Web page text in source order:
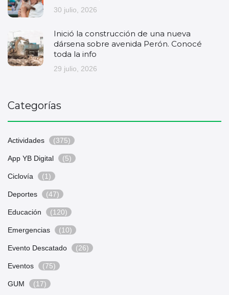
30 julio, 2026
Inició la construcción de una nueva
dársena sobre avenida Perón. Conocé
toda la info
29 julio, 2026
Categorías
Actividades (375)
App YB Digital (5)
Ciclovía (1)
Deportes (47)
Educación (120)
Emergencias (10)
Evento Descatado (26)
Eventos (75)
GUM (17)